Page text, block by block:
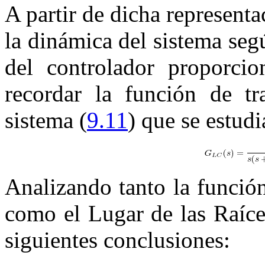
A partir de dicha
la dinámica del sistema
del controlador
recordar la función de
sistema (9.11) que se
Analizando tanto la
como el Lugar de las
siguientes conclusiones: